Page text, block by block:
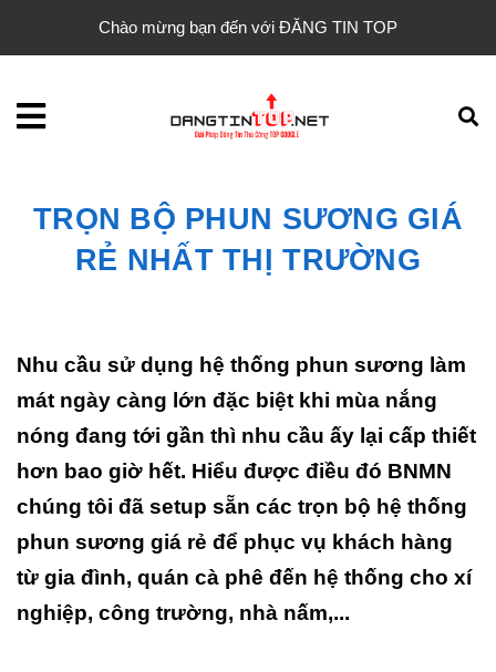
Chào mừng bạn đến với ĐĂNG TIN TOP
TRỌN BỘ PHUN SƯƠNG GIÁ
RẺ NHẤT THỊ TRƯỜNG
Nhu cầu sử dụng hệ thống phun sương làm
mát ngày càng lớn đặc biệt khi mùa nắng
nóng đang tới gần thì nhu cầu ấy lại cấp thiết
hơn bao giờ hết. Hiểu được điều đó BNMN
chúng tôi đã setup sẵn các trọn bộ hệ thống
phun sương giá rẻ để phục vụ khách hàng
từ gia đình, quán cà phê đến hệ thống cho xí
nghiệp, công trường, nhà nấm,...